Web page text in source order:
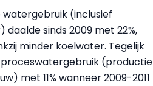
(inclusief
daalde sinds 2009 met 22%,
minder koelwater. Tegelijk
(productie
met 11% wanneer 2009-2011